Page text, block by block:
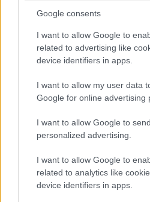
Google consents
I want to allow Google to
related to advertising like
device identifiers in apps.
I want to allow my user data
Google for online advertising
I want to allow Google to
personalized advertising.
I want to allow Google to
related to analytics like
device identifiers in apps.
ΕΛΛΑΔΑ06·08·2026 21:47
Τραγωδία στα Μάλια: «Ο
– Τι λένε μάρτυρες για
που πνίγηκε